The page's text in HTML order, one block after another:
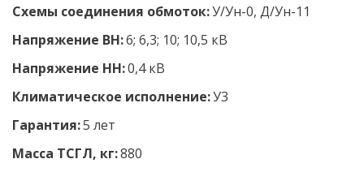
Схемы соединения обмоток:У/Ун-0, Д/Ун-11
Напряжение ВН: 6; 6,3; 10; 10,5 кВ
Напряжение НН: 0,4 кВ
Климатическое исполнение: У3
Гарантия: 5 лет
Масса ТСГЛ, кг: 880